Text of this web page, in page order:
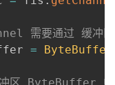
需要通过 缓冲区
= ByteBuffer